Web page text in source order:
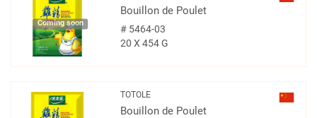
Coming soon
Bouillon de Poulet
#5464-03
20 X 454 G
TOTOLE
Bouillon de Poulet